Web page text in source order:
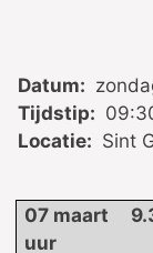
Datum:
Tijdstip:
Locatie: Sint
07 maart
uur